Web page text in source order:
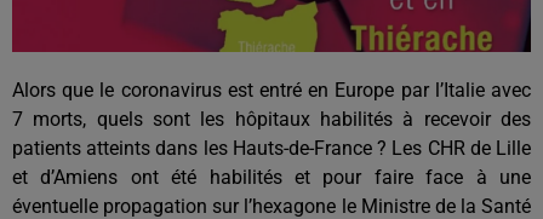
Alors que le coronavirus est entré en Europe par l’Italie avec
7 morts, quels sont les hôpitaux habilités à recevoir des
patients atteints dans les Hauts-de-France ? Les CHR de Lille
et d’Amiens ont été habilités et pour faire face à une
éventuelle propagation sur l’hexagone le Ministre de la Santé